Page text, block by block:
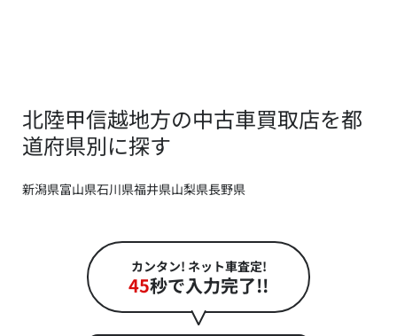
北陸甲信越地方の中古車買取店を都
道府県別に探す
新潟県富山県石川県福井県山梨県長野県
カンタン! ネット車査定!
45秒で入力完了!!